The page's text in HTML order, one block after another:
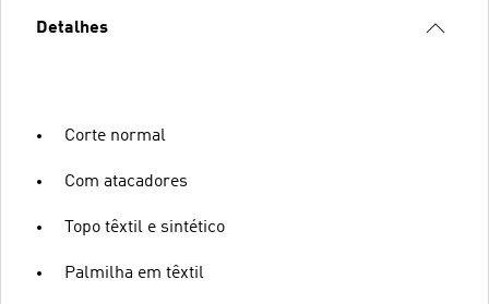
Detalhes
Corte normal
Com atacadores
Topo têxtil e sintético
Palmilha em têxtil